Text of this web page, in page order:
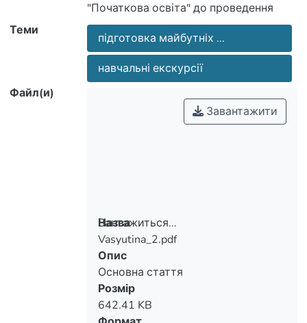
"Початкова освіта" до проведення
навчальних екскурсій з
природознавства: у природу, музей та
на підприємство. Охарактеризовано
змістово-технологічний аспект цього
фахового спрямування на факультеті
педагогіки і психології НПУ імені М.П.
Теми
підготовка майбутніх ...
навчальні екскурсії
Файл(и)
Вантажиться...
Вантажиться...
Завантажити
Назва
Vasyutina_2.pdf
Опис
Основна стаття
Розмір
642.41 KB